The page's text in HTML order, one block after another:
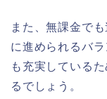
また、無課金で
に進められるバ
も充実している
るでしょう。